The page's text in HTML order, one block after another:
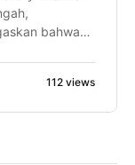
bahwa
itu
di […]
112 views